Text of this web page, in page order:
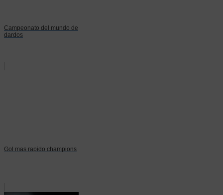
Campeonato del mundo de
dardos
Gol mas rapido champions